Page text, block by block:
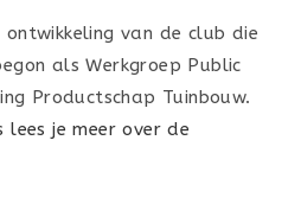
ontwikkeling van de club die
als Werkgroep Public
Productschap Tuinbouw.
lees je meer over de